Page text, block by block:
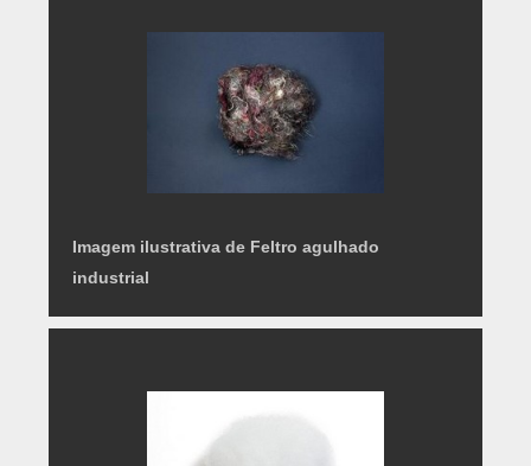
Imagem ilustrativa de Feltro agulhado
industrial